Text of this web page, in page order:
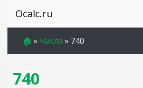
Ocalc.ru
🏠 » Числа » 740
740